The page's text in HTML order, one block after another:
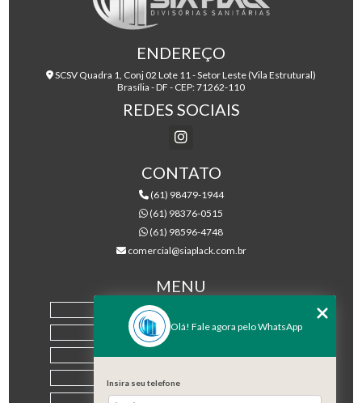
ENDEREÇO
SCSV Quadra 1, Conj 02 Lote 11 - Setor Leste (Vila Estrutural)
Brasília - DF - CEP: 71262-110
REDES SOCIAIS
CONTATO
(61) 98479-1944
(61) 98376-0515
(61) 98596-4748
comercial@siaplack.com.br
MENU
EMPRESA
PRODUTOS
Olá! Fale agora pelo WhatsApp
Insira seu telefone